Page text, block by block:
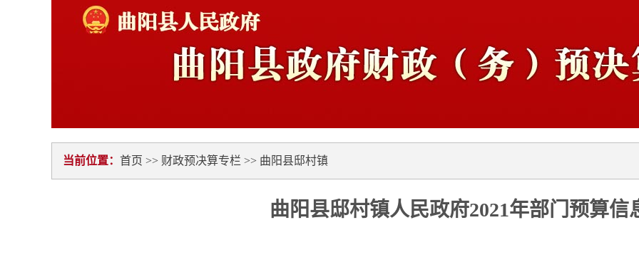
当前位置： 首页 >> 财政预决算专栏 >> 曲阳县邸村镇
曲阳县邸村镇人民政府2021年部门预算信